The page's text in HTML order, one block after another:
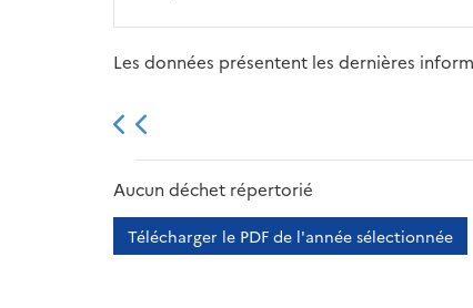
Les données présentent les dernières
2013 2014
Aucun déchet répertorié
Télécharger le PDF de l'année sélectionnée